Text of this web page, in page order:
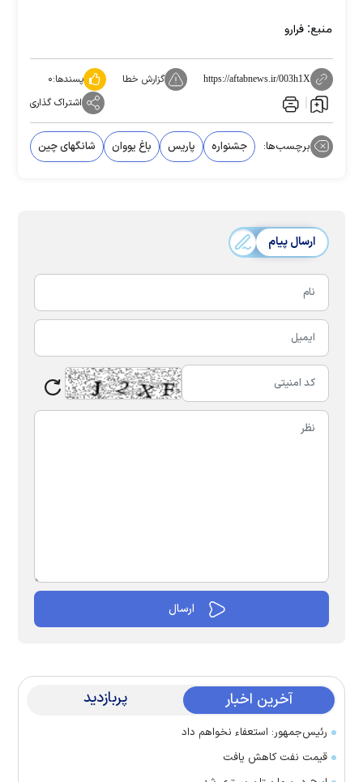
منبع: فرارو
https://aftabnews.ir/003h1X گزارش خطا پسندها:۰
اشتراک گذاری
برچسب‌ها: جشنواره پاریس باغ یووان شانگهای چین
ارسال پیام
آخرین اخبار پربازدید
رئیس‌جمهور: استعفاء نخواهم داد
قیمت نفت کاهش یافت